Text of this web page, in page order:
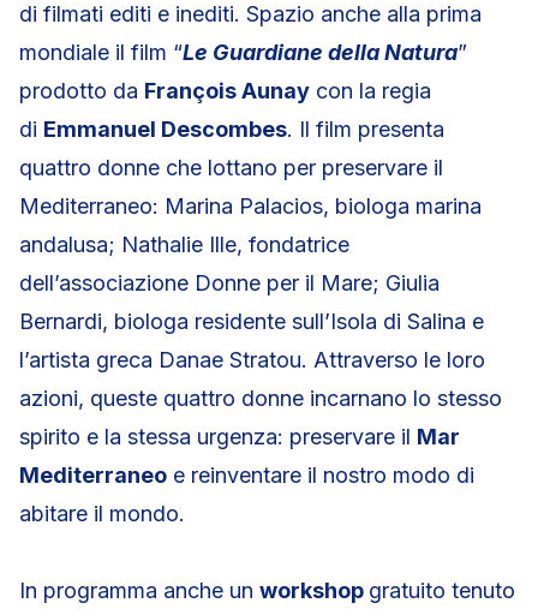
di filmati editi e inediti. Spazio anche alla prima
mondiale il film “Le Guardiane della Natura”
prodotto da François Aunay con la regia
di Emmanuel Descombes. Il film presenta
quattro donne che lottano per preservare il
Mediterraneo: Marina Palacios, biologa marina
andalusa; Nathalie Ille, fondatrice
dell’associazione Donne per il Mare; Giulia
Bernardi, biologa residente sull’Isola di Salina e
l’artista greca Danae Stratou. Attraverso le loro
azioni, queste quattro donne incarnano lo stesso
spirito e la stessa urgenza: preservare il Mar
Mediterraneo e reinventare il nostro modo di
abitare il mondo.
In programma anche un workshop gratuito tenuto